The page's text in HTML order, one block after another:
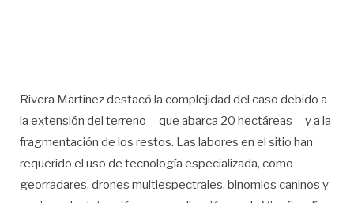
Rivera Martínez destacó la complejidad del caso debido a
la extensión del terreno —que abarca 20 hectáreas— y a la
fragmentación de los restos. Las labores en el sitio han
requerido el uso de tecnología especializada, como
georradares, drones multiespectrales, binomios caninos y